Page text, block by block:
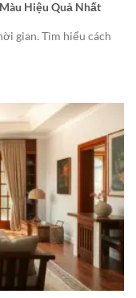
Hiệu Quả Nhất
gian. Tìm hiểu cách